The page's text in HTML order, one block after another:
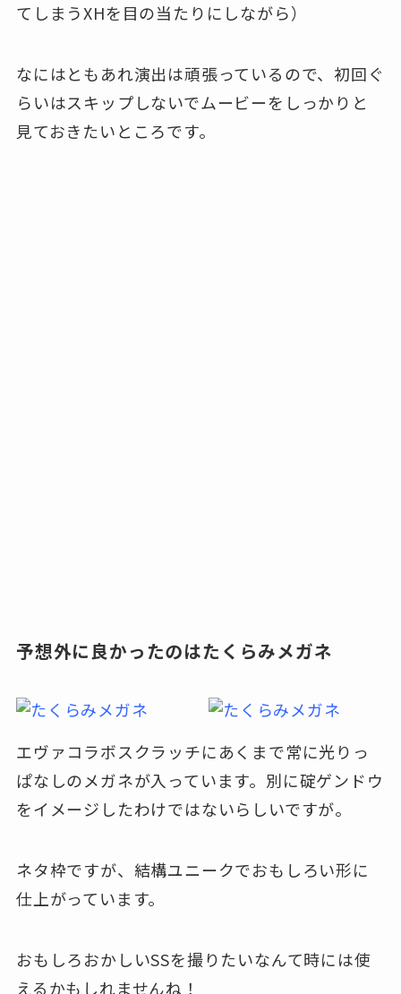
てしまうXHを目の当たりにしながら）
なにはともあれ演出は頑張っているので、初回ぐ
らいはスキップしないでムービーをしっかりと
見ておきたいところです。
予想外に良かったのはたくらみメガネ
エヴァコラボスクラッチにあくまで常に光りっ
ぱなしのメガネが入っています。別に碇ゲンドウ
をイメージしたわけではないらしいですが。
ネタ枠ですが、結構ユニークでおもしろい形に
仕上がっています。
おもしろおかしいSSを撮りたいなんて時には使
えるかもしれませんね！